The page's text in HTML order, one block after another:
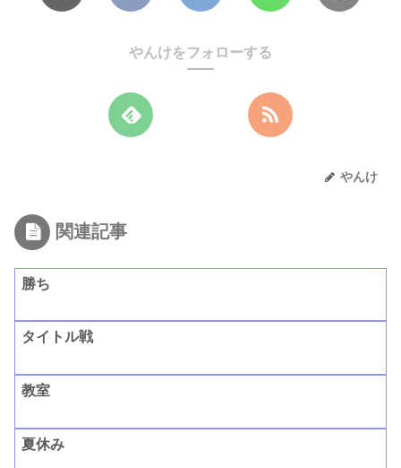
やんけをフォローする
やんけ
関連記事
勝ち
タイトル戦
教室
夏休み